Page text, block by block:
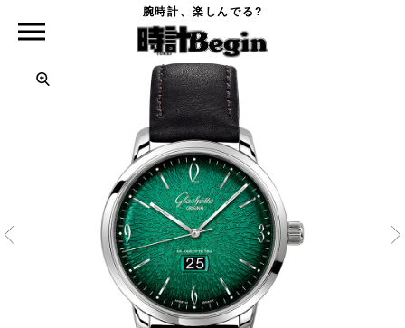
腕時計、楽しんでる?
GLASHÜTTE ORIGINAL シックスティーズ パノラマデイト